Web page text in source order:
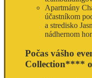
Apartmány
účastníkom
a stredisko
nádhernom
Počas vášho
Collection****